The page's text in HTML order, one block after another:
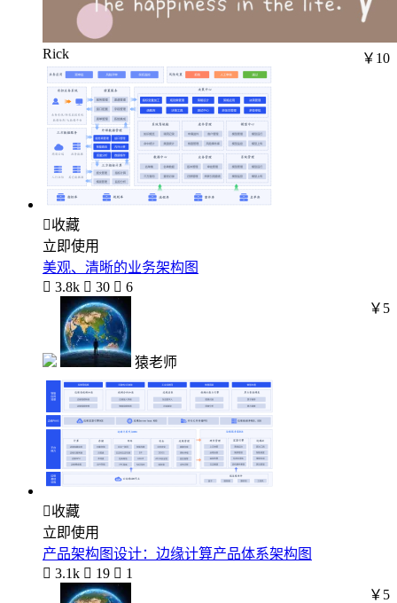
Rick ￥10
收藏
立即使用
美观、清晰的业务架构图
 3.8k  30  6
猿老师
￥5
收藏
立即使用
产品架构图设计：边缘计算产品体系架构图
 3.1k  19  1
￥5